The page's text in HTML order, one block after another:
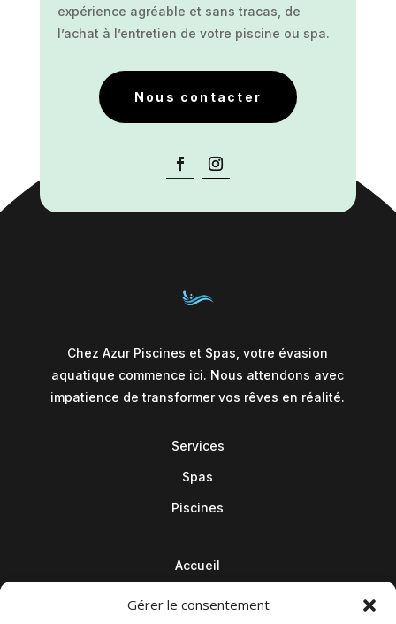
Gérer le consentement
expérience agréable et sans tracas, de
l’achat à l’entretien de votre piscine ou spa.
Nous contacter
Chez Azur Piscines et Spas, votre évasion
aquatique commence ici. Nous attendons avec
impatience de transformer vos rêves en réalité.
Services
Spas
Piscines
Accueil